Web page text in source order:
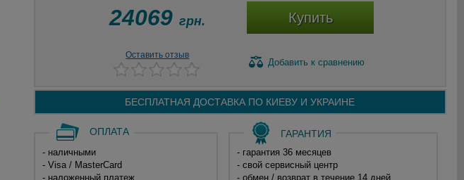
24069грн. Купить
Оставить отзыв
Добавить к сравнению
БЕСПЛАТНАЯ ДОСТАВКА ПО КИЕВУ И УКРАИНЕ
ОПЛАТА
- наличными
- Visa / MasterCard
- наложенный платеж
ГАРАНТИЯ
- гарантия 36 месяцев
- свой сервисный центр
- обмен / возврат в течение 14 дней